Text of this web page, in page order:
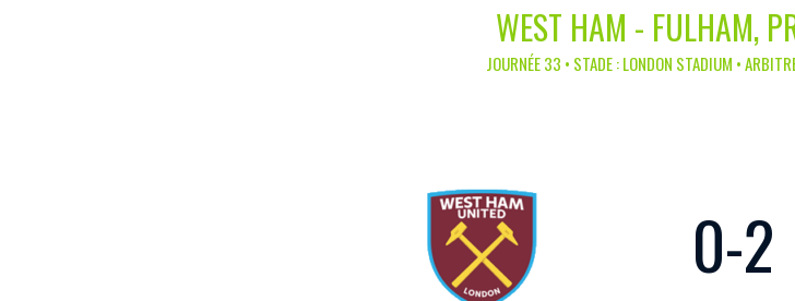
WEST HAM - FULHAM,
JOURNÉE 33 • STADE : LONDON STADIUM •
0-2